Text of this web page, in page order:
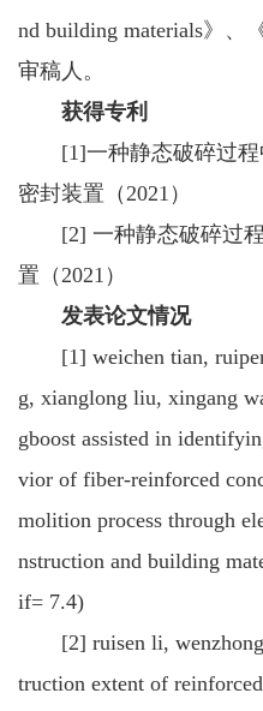
nd building materials》、
审稿人。
获得专利
[1]一种静态破碎过程
密封装置（2021）
[2] 一种静态破碎过程
置（2021）
发表论文情况
[1] weichen tian,
g, xianglong liu, xingang
gboost assisted in
vior of fiber-reinforced
molition process through
nstruction and building
if= 7.4)
[2] ruisen li, wenzhong
truction extent of